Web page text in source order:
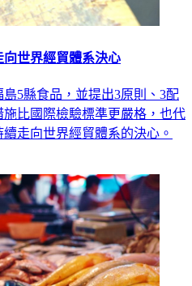
世界經貿體系決心
5縣食品，並提出3原則、3配
比國際檢驗標準更嚴格，也代
走向世界經貿體系的決心。